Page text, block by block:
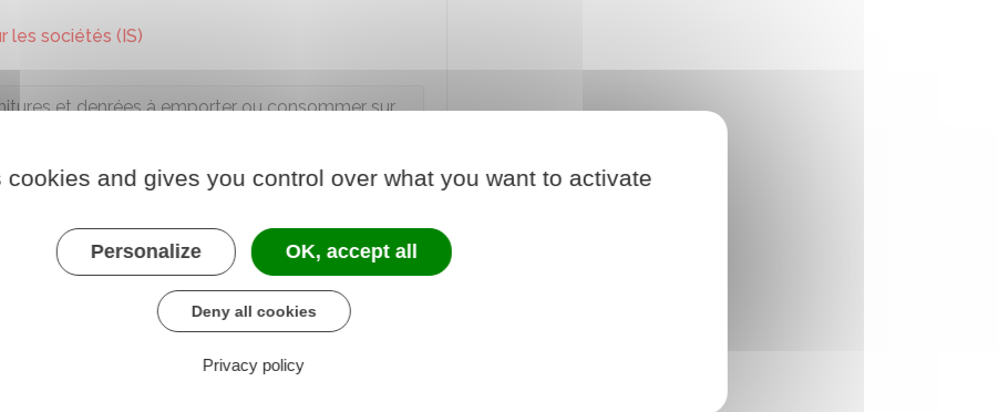
les sociétés (IS)
et denrées à emporter ou consommer sur
de logement
de services
individuel
cookies and gives you control over what you want to activate
Personalize OK, accept all
Deny all cookies
Privacy policy